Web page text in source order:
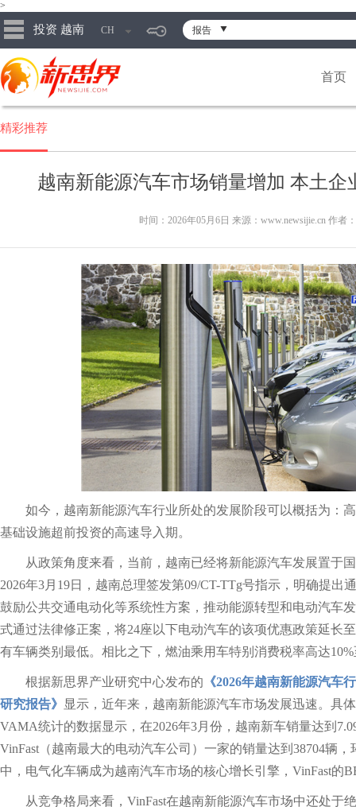
>
投资 越南 CH 报告
首页
精彩推荐
越南新能源汽车市场销量增加 本土企
时间：2026年05月6日 来源：www.newsijie.cn 作者
如今，越南新能源汽车行业所处的发展阶段可以概括为：
基础设施超前投资的高速导入期。
从政策角度来看，当前，越南已经将新能源汽车发展置于
2026年3月19日，越南总理签发第09/CT-TTg号指示，明确提出
鼓励公共交通电动化等系统性方案，推动能源转型和电动汽车
式通过法律修正案，将24座以下电动汽车的该项优惠政策延长
有车辆类别最低。相比之下，燃油乘用车特别消费税率高达10%
根据新思界产业研究中心发布的 《2026年越南新能源汽车
研究报告》 显示，近年来，越南新能源汽车市场发展迅速。具
VAMA‌统计的数据显示，在2026年3月份，越南新车销量达到
VinFast（越南最大的电动汽车公司）一家的销量达到38704辆
中，电气化车辆成为越南汽车市场的核心增长引擎，VinFast的
从竞争格局来看，VinFast在越南新能源汽车市场中还处于